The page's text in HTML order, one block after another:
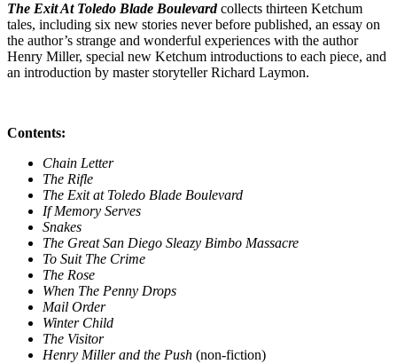
The Exit At Toledo Blade Boulevardcollects thirteen Ketchum
tales, including six new stories never before published, an essay on
the author’s strange and wonderful experiences with the author
Henry Miller, special new Ketchum introductions to each piece, and
an introduction by master storyteller Richard Laymon.
Contents:
Chain Letter
The Rifle
The Exit at Toledo Blade Boulevard
If Memory Serves
Snakes
The Great San Diego Sleazy Bimbo Massacre
To Suit The Crime
The Rose
When The Penny Drops
Mail Order
Winter Child
The Visitor
Henry Miller and the Push (non-fiction)